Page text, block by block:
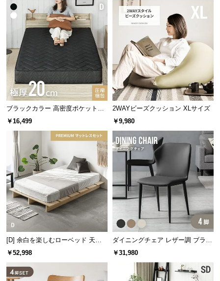
ブラックカラー 高密度ポケットコ
イルマットレス D
￥16,499
2WAYビーズクッション XLサイズ
￥9,980
[D] 余白を楽しむローベッド 天然
木調 ステージベッド プレミアムマ
￥52,998
ダイニングチェア レザー調 ブラッ
ク脚 4脚セット 包み込むフォルム
￥31,980